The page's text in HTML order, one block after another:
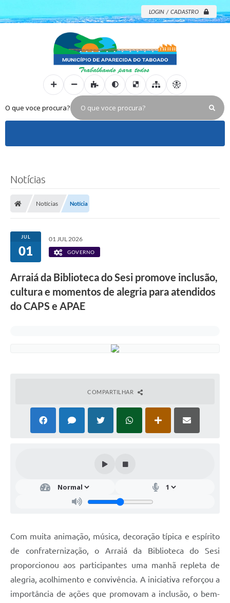
LOGIN / CADASTRO
O que voce procura?
Notícias
Notícias Notícia
JUL
01
01 JUL 2026
GOVERNO
Arraiá da Biblioteca do Sesi promove inclusão,
cultura e momentos de alegria para atendidos
do CAPS e APAE
COMPARTILHAR
Com muita animação, música, decoração típica e espírito
de confraternização, o Arraiá da Biblioteca do Sesi
proporcionou aos participantes uma manhã repleta de
alegria, acolhimento e convivência. A iniciativa reforçou a
importância de ações que promovam a inclusão, o bem-